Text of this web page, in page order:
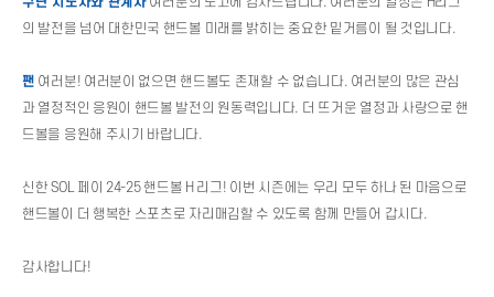
의 발전을 넘어 대한민국 핸드볼 미래를 밝히는 중요한 밑거름이 될 것입니다.
팬 여러분! 여러분이 없으면 핸드볼도 존재할 수 없습니다. 여러분의 많은 관심
과 열정적인 응원이 핸드볼 발전의 원동력입니다. 더 뜨거운 열정과 사랑으로 핸
드볼을 응원해 주시기 바랍니다.
신한 SOL 페이 24-25 핸드볼 H 리그! 이번 시즌에는 우리 모두 하나 된 마음으로
핸드볼이 더 행복한 스포츠로 자리매김할 수 있도록 함께 만들어 갑시다.
감사합니다!